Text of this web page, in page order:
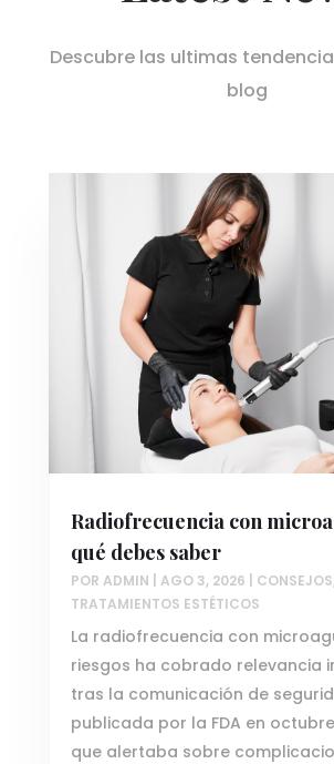
Descubre las ultimas
blog
Radiofrecuencia con
qué debes saber
POR ADMIN AGO 3, 2026 CONSEJOS
TRATAMIENTOS ESTÉTICOS
La radiofrecuencia con
riesgos ha cobrado relevancia
tras la comunicación de
publicada por la FDA en
que alertaba sobre